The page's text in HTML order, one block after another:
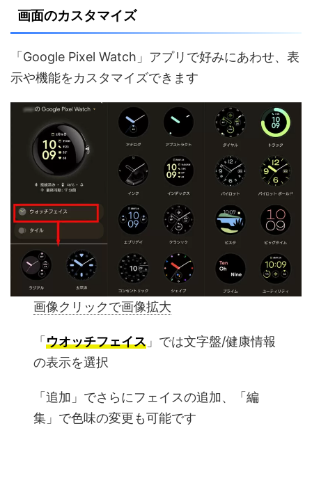
画面のカスタマイズ
「Google Pixel Watch」アプリで好みにあわせ、表
示や機能をカスタマイズできます
画像クリックで画像拡大
「ウオッチフェイス 」では文字盤/健康情報
の表示を選択
「追加」でさらにフェイスの追加、「編
集」で色味の変更も可能です